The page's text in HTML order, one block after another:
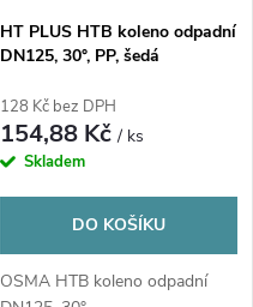
HT PLUS HTB koleno odpadní
DN125, 30°, PP, šedá
128 Kč bez DPH
154,88 Kč/ ks
Skladem
DO KOŠÍKU
OSMA HTB koleno odpadní